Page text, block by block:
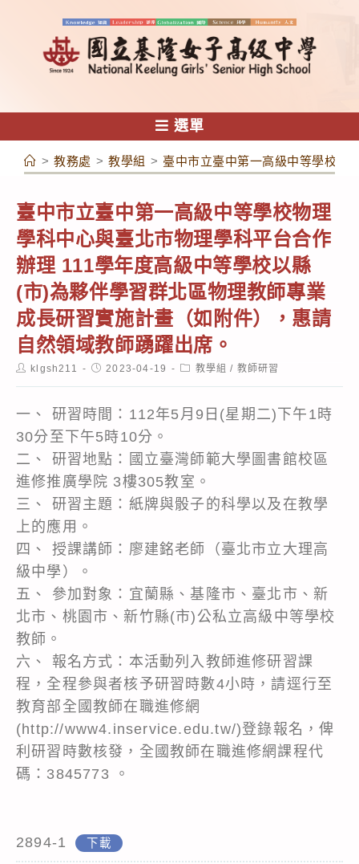
容
選單
> 教務處 > 教學組 > 臺中市立臺中第一高級中等學校物
臺中市立臺中第一高級中等學校物理
學科中心與臺北市物理學科平台合作
辦理 111學年度高級中等學校以縣
(市)為夥伴學習群北區物理教師專業
成長研習實施計畫（如附件），惠請
自然領域教師踴躍出席。
Postklgsh211
Post2023-04-19
Post教學組 / 教師研習
一、 研習時間：112年5月9日(星期二)下午1時
30分至下午5時10分。
二、 研習地點：國立臺灣師範大學圖書館校區
進修推廣學院 3樓305教室。
三、 研習主題：紙牌與骰子的科學以及在教學
上的應用。
四、 授課講師：廖建銘老師（臺北市立大理高
級中學）。
五、 參加對象：宜蘭縣、基隆市、臺北市、新
北市、桃園市、新竹縣(市)公私立高級中等學校
教師。
六、 報名方式：本活動列入教師進修研習課
程，全程參與者核予研習時數4小時，請逕行至
教育部全國教師在職進修網
(http://www4.inservice.edu.tw/)登錄報名，俾
利研習時數核發，全國教師在職進修網課程代
碼：3845773 。
2894-1 下載